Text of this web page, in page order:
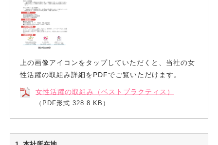
上の画像アイコンを タップしていただくと、当社の女
性活躍の取組み詳細をPDFでご覧いただけます。
女性活躍の取組み（ベストプラクティス）
（PDF形式 328.8 KB）